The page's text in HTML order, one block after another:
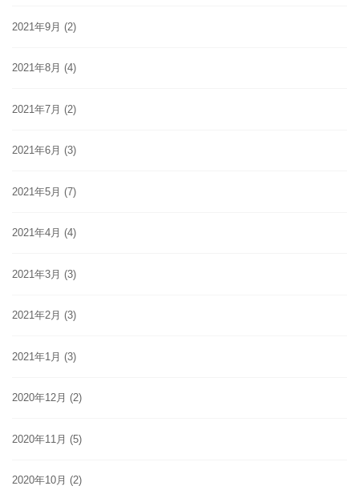
2021年9月 (2)
2021年8月 (4)
2021年7月 (2)
2021年6月 (3)
2021年5月 (7)
2021年4月 (4)
2021年3月 (3)
2021年2月 (3)
2021年1月 (3)
2020年12月 (2)
2020年11月 (5)
2020年10月 (2)